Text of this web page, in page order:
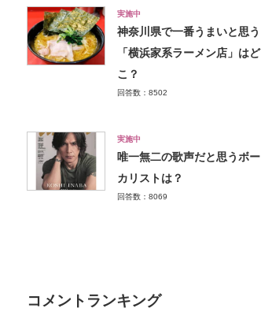
実施中
神奈川県で一番うまいと思う
「横浜家系ラーメン店」はど
こ？
回答数：8502
実施中
唯一無二の歌声だと思うボー
カリストは？
回答数：8069
コメントランキング